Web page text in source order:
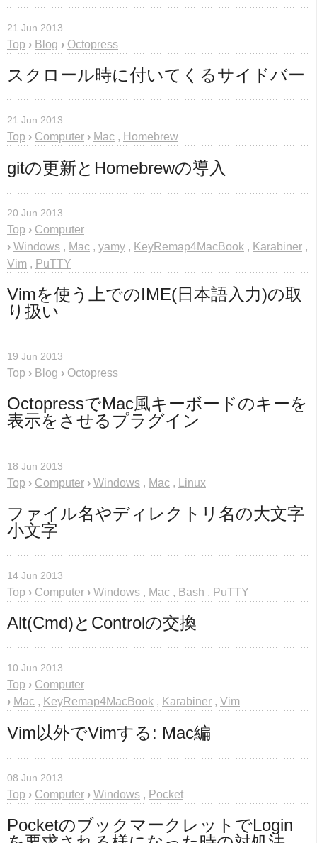
21 Jun 2013
Top › Blog › Octopress
スクロール時に付いてくるサイドバー
21 Jun 2013
Top › Computer › Mac , Homebrew
gitの更新とHomebrewの導入
20 Jun 2013
Top › Computer
› Windows , Mac , yamy , KeyRemap4MacBook , Karabiner ,
Vim , PuTTY
Vimを使う上でのIME(日本語入力)の取
り扱い
19 Jun 2013
Top › Blog › Octopress
OctopressでMac風キーボードのキーを
表示をさせるプラグイン
18 Jun 2013
Top › Computer › Windows , Mac , Linux
ファイル名やディレクトリ名の大文字
小文字
14 Jun 2013
Top › Computer › Windows , Mac , Bash , PuTTY
Alt(Cmd)とControlの交換
10 Jun 2013
Top › Computer
› Mac , KeyRemap4MacBook , Karabiner , Vim
Vim以外でVimする: Mac編
08 Jun 2013
Top › Computer › Windows , Pocket
PocketのブックマークレットでLogin